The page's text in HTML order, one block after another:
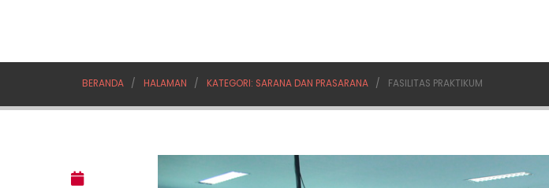
BERANDA HALAMAN KATEGORI: SARANA DAN PRASARANA FASILITAS PRAKTIKUM